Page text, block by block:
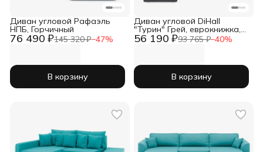
76 490 ₽145 320 ₽−47%
Диван угловой Рафаэль
НПБ, Горчичный
В корзину
56 190 ₽93 765 ₽−40%
Диван угловой DiHall
"Турин" Грей, еврокнижка,
85x230x146 см
В корзину